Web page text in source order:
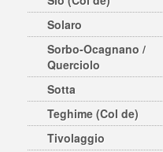
Solaro
Sorbo-Ocagnano /
Querciolo
Sotta
Teghime (Col de)
Tivolaggio